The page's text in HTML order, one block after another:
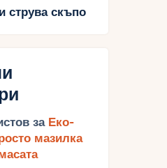
струва скъпо
за Еко-
мазилка